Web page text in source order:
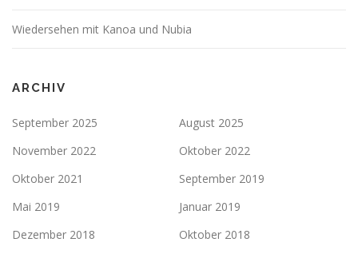
Wiedersehen mit Kanoa und Nubia
ARCHIV
September 2025
August 2025
November 2022
Oktober 2022
Oktober 2021
September 2019
Mai 2019
Januar 2019
Dezember 2018
Oktober 2018